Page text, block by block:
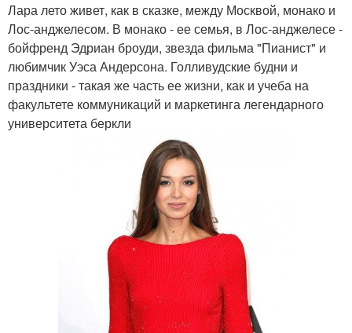
Лара лето живет, как в сказке, между Москвой, монако и
Лос-анджелесом. В монако - ее семья, в Лос-анджелесе -
бойфренд Эдриан броуди, звезда фильма "Пианист" и
любимчик Уэса Андерсона. Голливудские будни и
праздники - такая же часть ее жизни, как и учеба на
факультете коммуникаций и маркетинга легендарного
университета беркли